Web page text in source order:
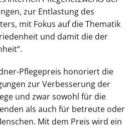
zur Entlastung des
mit Fokus auf die Thematik
und damit die der
Pflegepreis honoriert die
zur Verbesserung der
und zwar sowohl für die
als auch für betreute oder
Mit dem Preis wird ein